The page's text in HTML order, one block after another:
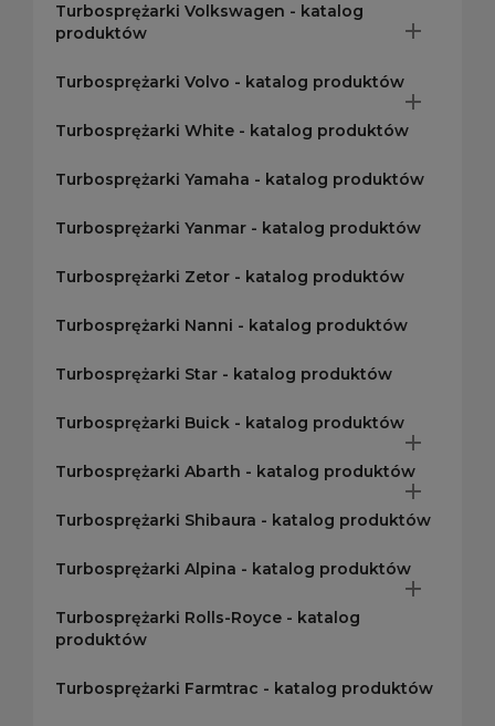
Turbosprężarki Volkswagen - katalog
produktów

Turbosprężarki Volvo - katalog produktów

Turbosprężarki White - katalog produktów
Turbosprężarki Yamaha - katalog produktów
Turbosprężarki Yanmar - katalog produktów
Turbosprężarki Zetor - katalog produktów
Turbosprężarki Nanni - katalog produktów
Turbosprężarki Star - katalog produktów
Turbosprężarki Buick - katalog produktów

Turbosprężarki Abarth - katalog produktów

Turbosprężarki Shibaura - katalog produktów
Turbosprężarki Alpina - katalog produktów

Turbosprężarki Rolls-Royce - katalog
produktów
Turbosprężarki Farmtrac - katalog produktów